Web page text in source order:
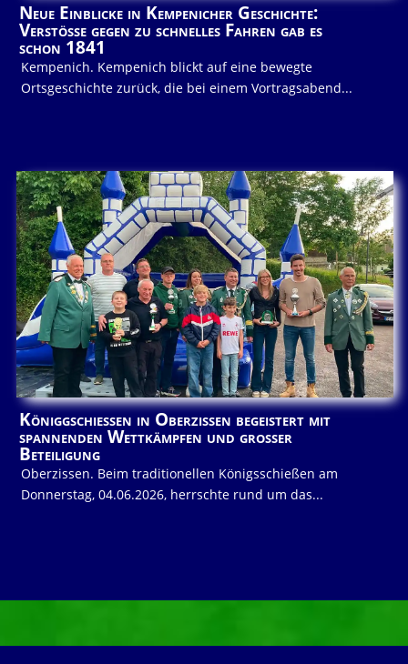
Neue Einblicke in Kempenicher Geschichte:
Verstöße gegen zu schnelles Fahren gab es
schon 1841
Kempenich. Kempenich blickt auf eine bewegte
Ortsgeschichte zurück, die bei einem Vortragsabend...
Königgschießen in Oberzissen begeistert mit
spannenden Wettkämpfen und großer
Beteiligung
Oberzissen. Beim traditionellen Königsschießen am
Donnerstag, 04.06.2026, herrschte rund um das...